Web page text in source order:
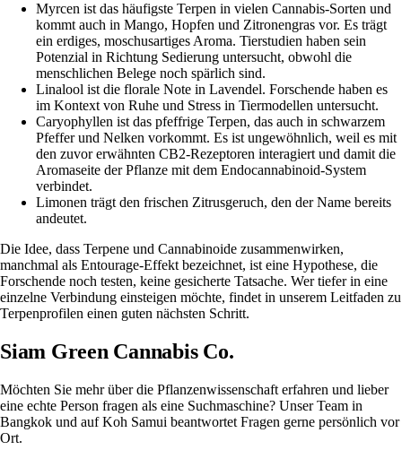
Myrcen ist das häufigste Terpen in vielen Cannabis-Sorten und
kommt auch in Mango, Hopfen und Zitronengras vor. Es trägt
ein erdiges, moschusartiges Aroma. Tierstudien haben sein
Potenzial in Richtung Sedierung untersucht, obwohl die
menschlichen Belege noch spärlich sind.
Linalool ist die florale Note in Lavendel. Forschende haben es
im Kontext von Ruhe und Stress in Tiermodellen untersucht.
Caryophyllen ist das pfeffrige Terpen, das auch in schwarzem
Pfeffer und Nelken vorkommt. Es ist ungewöhnlich, weil es mit
den zuvor erwähnten CB2-Rezeptoren interagiert und damit die
Aromaseite der Pflanze mit dem Endocannabinoid-System
verbindet.
Limonen trägt den frischen Zitrusgeruch, den der Name bereits
andeutet.
Die Idee, dass Terpene und Cannabinoide zusammenwirken,
manchmal als Entourage-Effekt bezeichnet, ist eine Hypothese, die
Forschende noch testen, keine gesicherte Tatsache. Wer tiefer in eine
einzelne Verbindung einsteigen möchte, findet in unserem Leitfaden zu
Terpenprofilen einen guten nächsten Schritt.
Siam Green Cannabis Co.
Möchten Sie mehr über die Pflanzenwissenschaft erfahren und lieber
eine echte Person fragen als eine Suchmaschine? Unser Team in
Bangkok und auf Koh Samui beantwortet Fragen gerne persönlich vor
Ort.